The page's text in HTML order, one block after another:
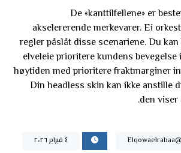
De «kanttilfellene» er
akselererende merkevarer. Ei
regler påslåt disse scenariene. Du
elveleie prioritere kundens
høytiden med prioritere fraktmarginer
Din headless skin kan ikke anstille
den viser
٤ فبراير ٢٠٢٦